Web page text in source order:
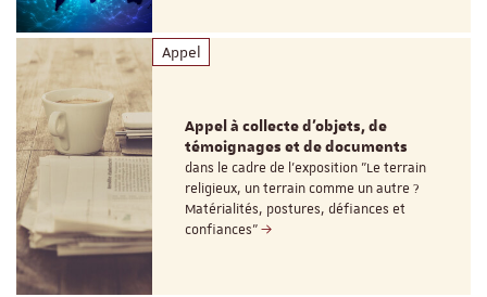
Appel
Appel à collecte d'objets, de
témoignages et de documents
dans le cadre de l'exposition "Le terrain
religieux, un terrain comme un autre ?
Matérialités, postures, défiances et
confiances"